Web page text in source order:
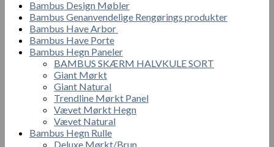
Bambus Design Møbler
Bambus Genanvendelige Rengørings produkter
Bambus Have Arbor
Bambus Have Porte
Bambus Hegn Paneler
BAMBUS SKÆRM HALVKULE SORT
Giant Mørkt
Giant Natural
Trendline Mørkt Panel
Vævet Mørkt Hegn
Vævet Natural
Bambus Hegn Rulle
Deluxe Mørkt/Brun